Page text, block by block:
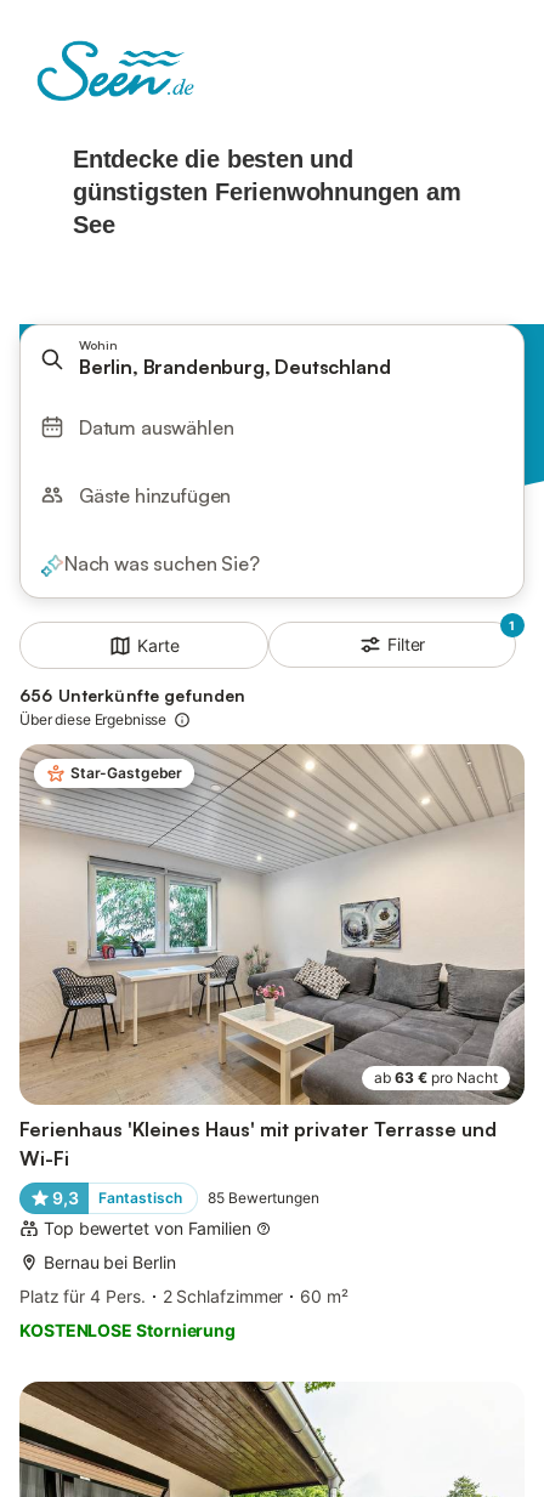
Wohin
Berlin, Brandenburg, Deutschland
Datum auswählen
Gäste hinzufügen
Nach was suchen Sie?
Karte
1
Filter
656 Unterkünfte gefunden
Über diese Ergebnisse
Star-Gastgeber
ab 63 € pro Nacht
Ferienhaus 'Kleines Haus' mit privater Terrasse und
Wi-Fi
9,3 Fantastisch 85 Bewertungen
Top bewertet von Familien
Bernau bei Berlin
Platz für 4 Pers.
2 Schlafzimmer
60 m²
KOSTENLOSE Stornierung